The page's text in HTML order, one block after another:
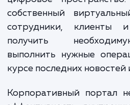
разработка
информационные
взаимодействия
цифровое
сотрудники,